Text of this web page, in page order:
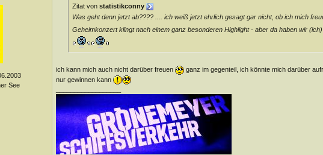
See
Zitat von statistikconny
Was geht denn jetzt ab???? .... ich weiß jetzt ehrlich gesagt gar nicht, ob ich mich
Geheimkonzert klingt nach einem ganz besonderen Highlight - aber da haben wir
ich kann mich auch nicht darüber freuen ganz im gegenteil, ich könnte mich darüber
nur gewinnen kann